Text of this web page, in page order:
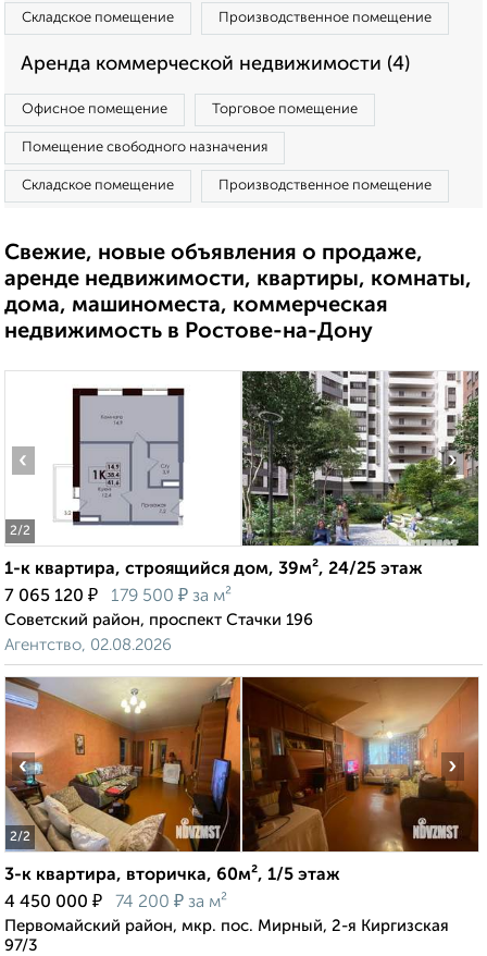
Складское помещение Производственное помещение
Аренда коммерческой недвижимости (4)
Офисное помещение Торговое помещение
Помещение свободного назначения
Складское помещение Производственное помещение
Свежие, новые объявления о продаже,
аренде недвижимости, квартиры, комнаты,
дома, машиноместа, коммерческая
недвижимость в Ростове-на-Дону
2/2
‹ ›
1-к квартира, строящийся дом, 39м², 24/25 этаж
7 065 120 ₽ 179 500 ₽ за м²
Советский район, проспект Стачки 196
Агентство, 02.08.2026
2/2
‹ ›
3-к квартира, вторичка, 60м², 1/5 этаж
4 450 000 ₽ 74 200 ₽ за м²
Первомайский район, мкр. пос. Мирный, 2-я Киргизская
97/3